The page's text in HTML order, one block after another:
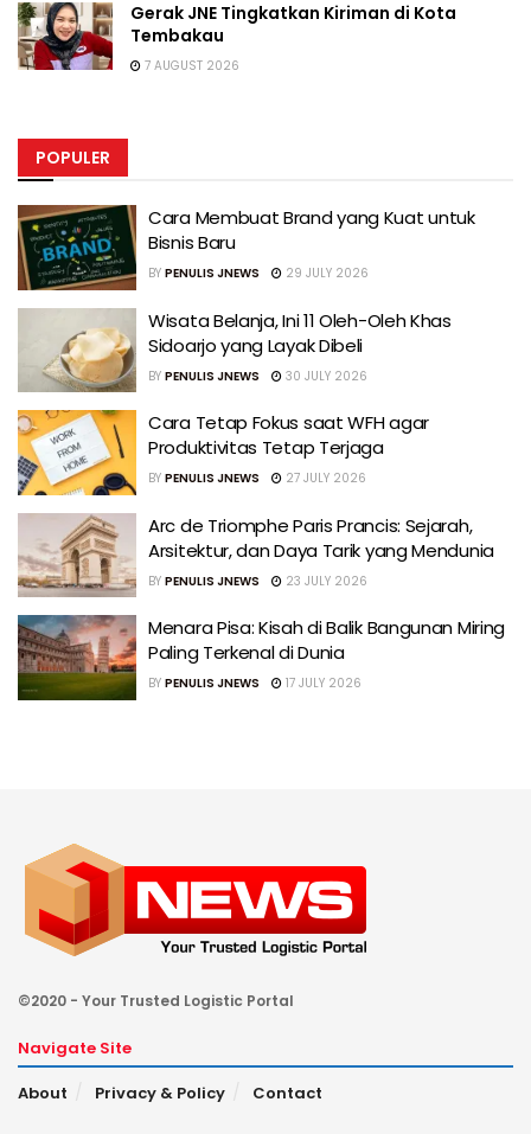
Gerak JNE Tingkatkan Kiriman di Kota
Tembakau
7 AUGUST 2026
POPULER
Cara Membuat Brand yang Kuat untuk
Bisnis Baru
BY PENULIS JNEWS 29 JULY 2026
Wisata Belanja, Ini 11 Oleh-Oleh Khas
Sidoarjo yang Layak Dibeli
BY PENULIS JNEWS 30 JULY 2026
Cara Tetap Fokus saat WFH agar
Produktivitas Tetap Terjaga
BY PENULIS JNEWS 27 JULY 2026
Arc de Triomphe Paris Prancis: Sejarah,
Arsitektur, dan Daya Tarik yang Mendunia
BY PENULIS JNEWS 23 JULY 2026
Menara Pisa: Kisah di Balik Bangunan Miring
Paling Terkenal di Dunia
BY PENULIS JNEWS 17 JULY 2026
©2020 - Your Trusted Logistic Portal
Navigate Site
About
Privacy & Policy Contact